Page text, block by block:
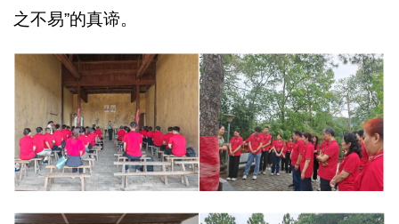
之不易”的真谛。